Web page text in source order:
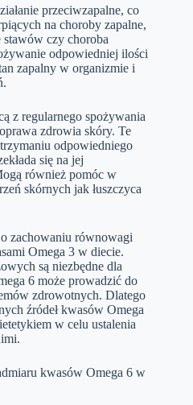
przeciwzapalne, co
na choroby zapalne,
stawów czy choroba
odpowiedniej ilości
zapalny w organizmie i
z regularnego spożywania
zdrowia skóry. Te
odpowiedniego
się na jej
również pomóc w
skórnych jak łuszczyca
zachowaniu równowagi
Omega 3 w diecie.
są niezbędne dla
6 może prowadzić do
zdrowotnych. Dlatego
źródeł kwasów Omega
w celu ustalenia
kwasów Omega 6 w